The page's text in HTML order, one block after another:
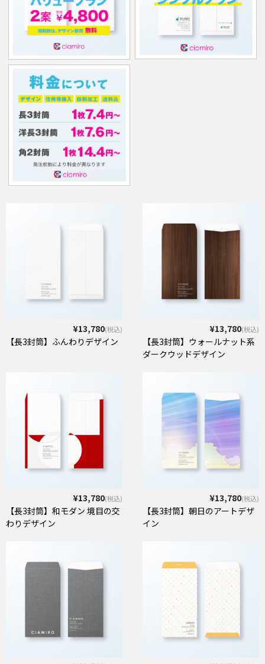
¥13,780(税込)
【長3封筒】ふんわりデザイン
¥13,780(税込)
【長3封筒】ウォールナット系
ダークウッドデザイン
¥13,780(税込)
【長3封筒】和モダン 境目の交
わりデザイン
¥13,780(税込)
【長3封筒】朝日のアートデザ
イン